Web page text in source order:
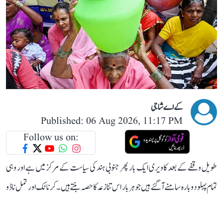
کے اے شاجی
Published: 06 Aug 2026, 11:17 PM
Follow us on:
طویل وقفے کے بعد کاویری ایک بار پھر جنوبی ہند کی سیاست کے مرکز میں ہے اور وہی
تمام پہلو دوبارہ سامنے آ گئے ہیں جو ہر بار اس تنازعہ کا حصہ بنتے ہیں۔ کرناٹک اور تمل ناڈو